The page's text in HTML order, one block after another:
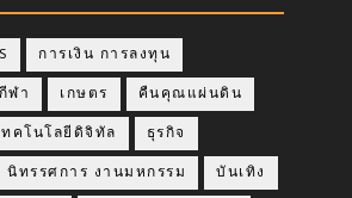
การเงิน การลงทุน
กีฬา เกษตร คืนคุณแผ่นดิน
ทคโนโลยีดิจิทัล ธุรกิจ
นิทรรศการ งานมหกรรม บันเทิง